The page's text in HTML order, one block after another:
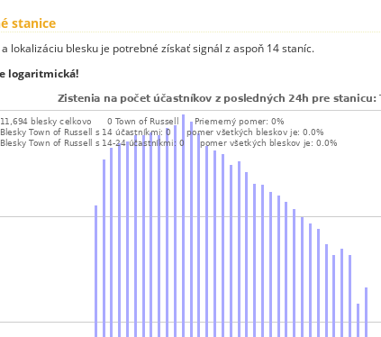
stanice
lokalizáciu blesku je potrebné získať signál z aspoň 14 staníc.
logaritmická!